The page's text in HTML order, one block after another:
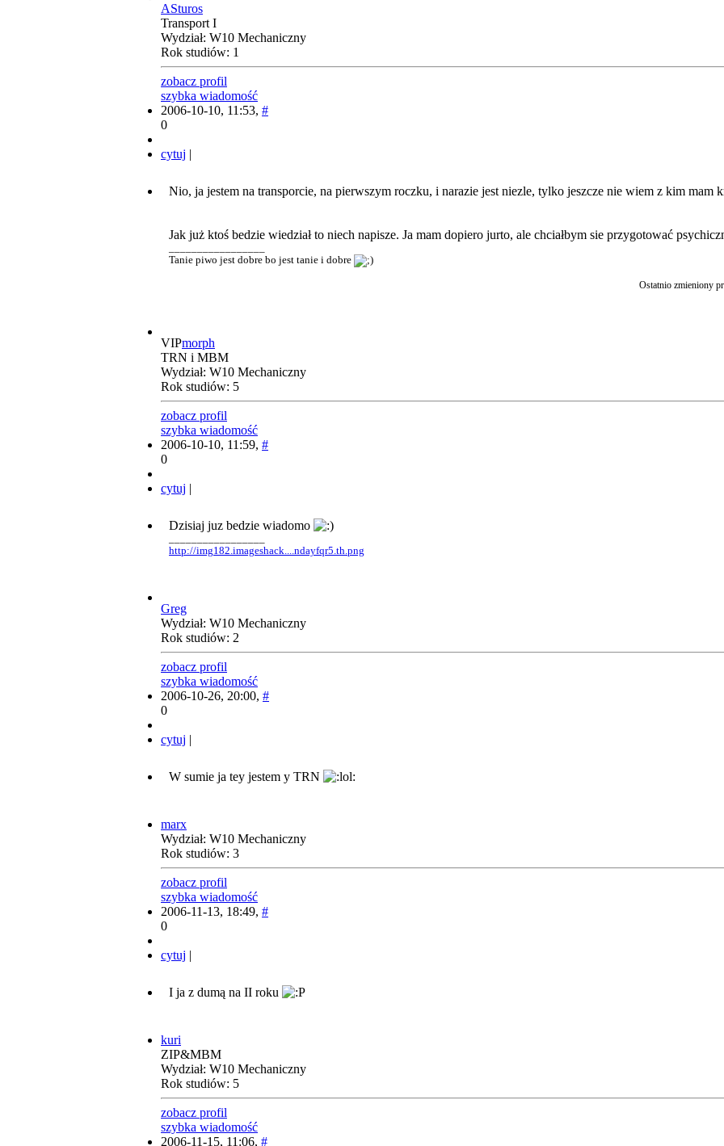
ASturos
Transport I
Wydział: W10 Mechaniczny
Rok studiów: 1
zobacz profil
szybka wiadomość
2006-10-10, 11:53, #
0
cytuj |
Nio, ja jestem na transporcie, na pierwszym roczku, i narazie jest niezle, tylko jeszcze nie wiem z kim mam
Jak już ktoś bedzie wiedział to niech napisze. Ja mam dopiero jurto, ale chciałbym sie przygotować
Tanie piwo jest dobre bo jest tanie i dobre
Ostatnio zmieniony
VIPmorph
TRN i MBM
Wydział: W10 Mechaniczny
Rok studiów: 5
zobacz profil
szybka wiadomość
2006-10-10, 11:59, #
0
cytuj |
Dzisiaj juz bedzie wiadomo
http://img182.imageshack....ndayfqr5.th.png
Greg
Wydział: W10 Mechaniczny
Rok studiów: 2
zobacz profil
szybka wiadomość
2006-10-26, 20:00, #
0
cytuj |
W sumie ja tey jestem y TRN
marx
Wydział: W10 Mechaniczny
Rok studiów: 3
zobacz profil
szybka wiadomość
2006-11-13, 18:49, #
0
cytuj |
I ja z dumą na II roku
kuri
ZIP&MBM
Wydział: W10 Mechaniczny
Rok studiów: 5
zobacz profil
szybka wiadomość
2006-11-15, 11:06, #